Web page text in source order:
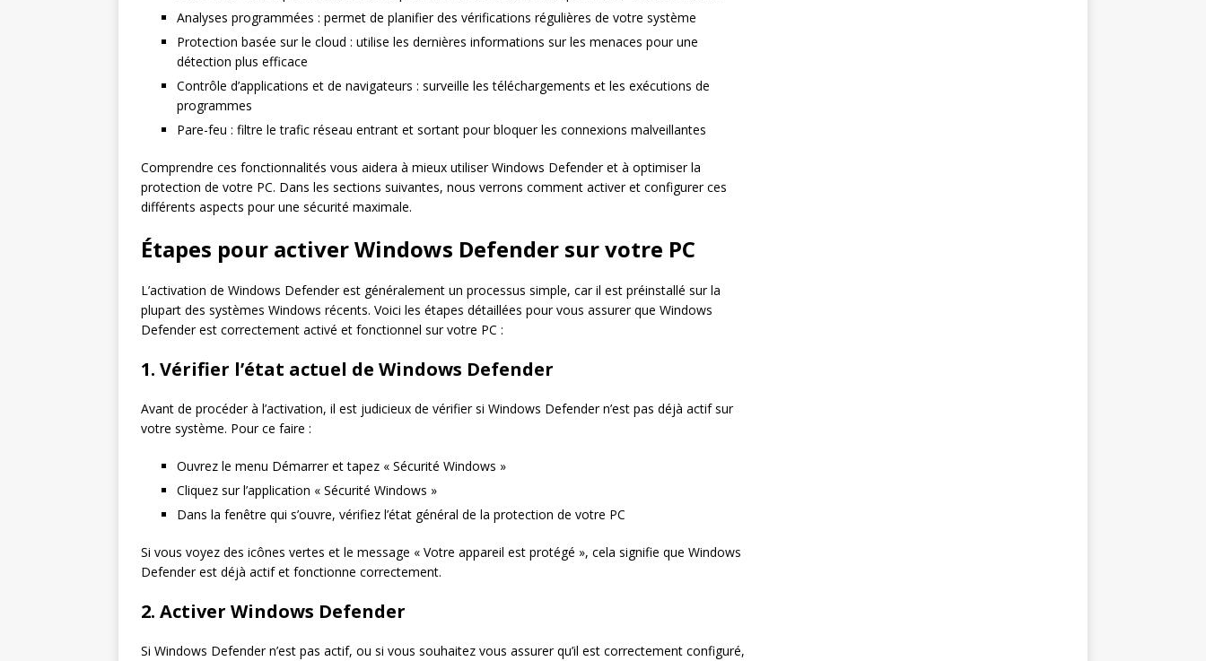
Analyses programmées : permet de planifier des vérifications régulières de votre système
Protection basée sur le cloud : utilise les dernières informations sur les menaces pour une
détection plus efficace
Contrôle d’applications et de navigateurs : surveille les téléchargements et les exécutions de
programmes
Pare-feu : filtre le trafic réseau entrant et sortant pour bloquer les connexions malveillantes
Comprendre ces fonctionnalités vous aidera à mieux utiliser Windows Defender et à optimiser la
protection de votre PC. Dans les sections suivantes, nous verrons comment activer et configurer ces
différents aspects pour une sécurité maximale.
Étapes pour activer Windows Defender sur votre PC
L’activation de Windows Defender est généralement un processus simple, car il est préinstallé sur la
plupart des systèmes Windows récents. Voici les étapes détaillées pour vous assurer que Windows
Defender est correctement activé et fonctionnel sur votre PC :
1. Vérifier l’état actuel de Windows Defender
Avant de procéder à l’activation, il est judicieux de vérifier si Windows Defender n’est pas déjà actif sur
votre système. Pour ce faire :
Ouvrez le menu Démarrer et tapez « Sécurité Windows »
Cliquez sur l’application « Sécurité Windows »
Dans la fenêtre qui s’ouvre, vérifiez l’état général de la protection de votre PC
Si vous voyez des icônes vertes et le message « Votre appareil est protégé », cela signifie que Windows
Defender est déjà actif et fonctionne correctement.
2. Activer Windows Defender
Si Windows Defender n’est pas actif, ou si vous souhaitez vous assurer qu’il est correctement configuré,